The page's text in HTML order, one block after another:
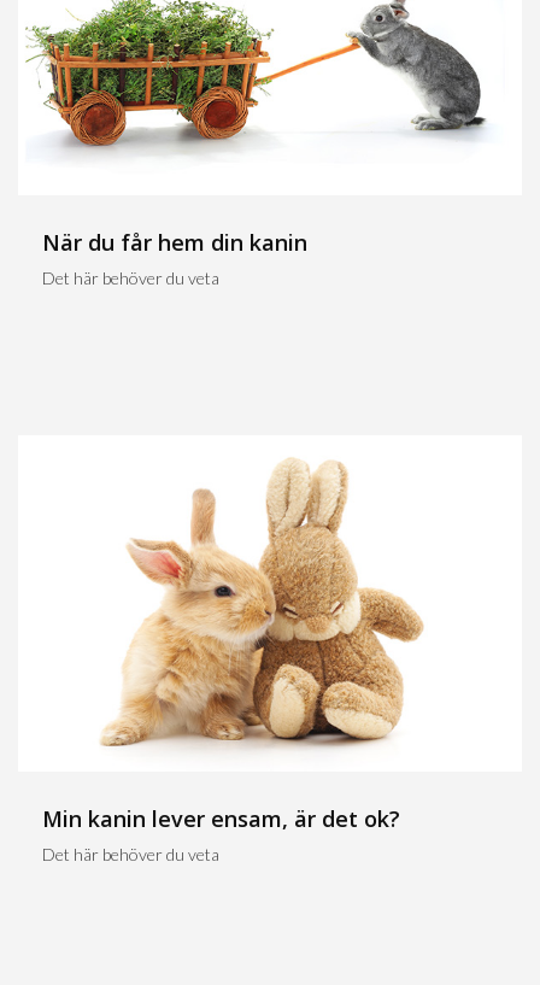
När du får hem din kanin
Det här behöver du veta
Min kanin lever ensam, är det ok?
Det här behöver du veta